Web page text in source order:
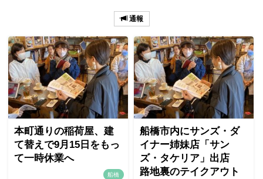
通報
本町通りの稲荷屋、建
て替えで9月15日をもっ
て一時休業へ
船橋
船橋市内にサンズ・ダ
イナー姉妹店「サン
ズ・タケリア」出店
路地裏のテイクアウト